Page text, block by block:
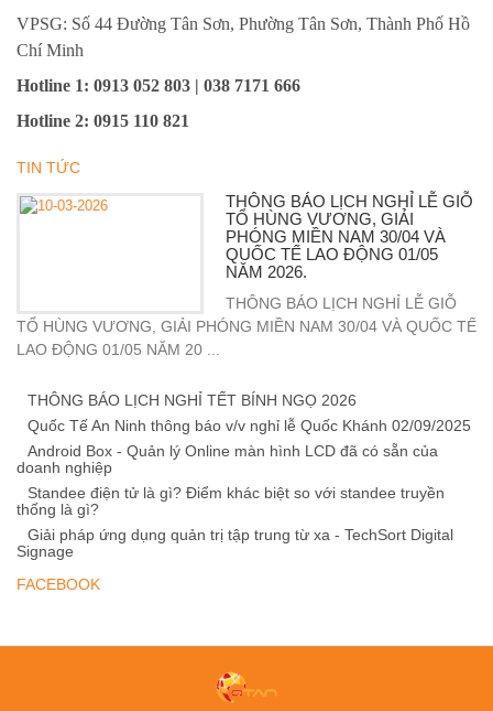
VPSG: Số 44 Đường Tân Sơn, Phường Tân Sơn, Thành Phố Hồ
Chí Minh
Hotline 1: 0913 052 803 | 038 7171 666
Hotline 2: 0915 110 821
TIN TỨC
THÔNG BÁO LỊCH NGHỈ LỄ GIỖ
TỔ HÙNG VƯƠNG, GIẢI
PHÓNG MIỀN NAM 30/04 VÀ
QUỐC TẾ LAO ĐỘNG 01/05
NĂM 2026.
THÔNG BÁO LỊCH NGHỈ LỄ GIỖ
TỔ HÙNG VƯƠNG, GIẢI PHÓNG MIỀN NAM 30/04 VÀ QUỐC TẾ
LAO ĐỘNG 01/05 NĂM 20 ...
THÔNG BÁO LỊCH NGHỈ TẾT BÍNH NGỌ 2026
Quốc Tế An Ninh thông báo v/v nghỉ lễ Quốc Khánh 02/09/2025
Android Box - Quản lý Online màn hình LCD đã có sẵn của
doanh nghiệp
Standee điện tử là gì? Điểm khác biệt so với standee truyền
thống là gì?
Giải pháp ứng dụng quản trị tập trung từ xa - TechSort Digital
Signage
FACEBOOK